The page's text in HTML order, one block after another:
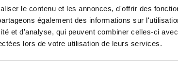
le contenu et les annonces, d'offrir des
également des informations sur
et d'analyse, qui peuvent combiner celles-ci
lors de votre utilisation de leurs services.
Description complète du
157,10€ TVA comprise